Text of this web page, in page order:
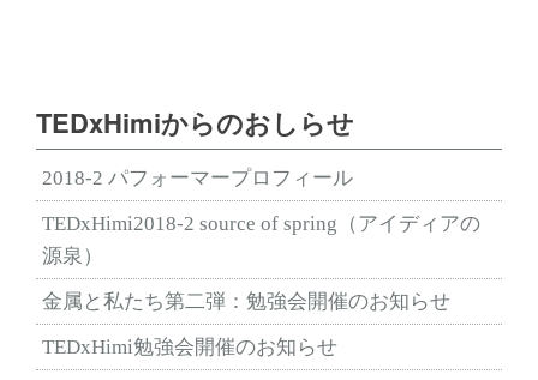
TEDxHimiからのおしらせ
2018-2 パフォーマープロフィール
TEDxHimi2018-2 source of spring（アイディアの
源泉）
金属と私たち第二弾：勉強会開催のお知らせ
TEDxHimi勉強会開催のお知らせ